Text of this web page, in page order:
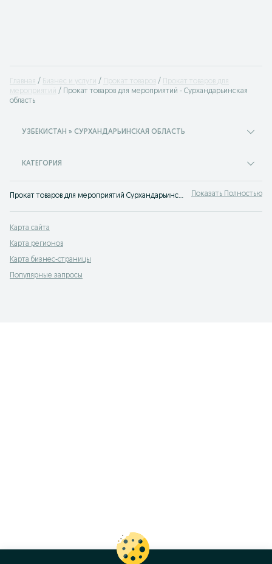
Главная Бизнес и услуги Прокат товаров
Прокат товаров для
мероприятий
Прокат товаров для мероприятий - Сурхандарьинская
область
УЗБЕКИСТАН » СУРХАНДАРЬИНСКАЯ ОБЛАСТЬ
КАТЕГОРИЯ
Прокат товаров для мероприятий Сурхандарьинская область ⭐ Большой выбор товаров для праздника по выгодным ценам ⚡ Сможешь найти все необходимое в аренду на OLX.uz! Показать Полностью
Карта сайта
Карта регионов
Карта бизнес-страницы
Популярные запросы